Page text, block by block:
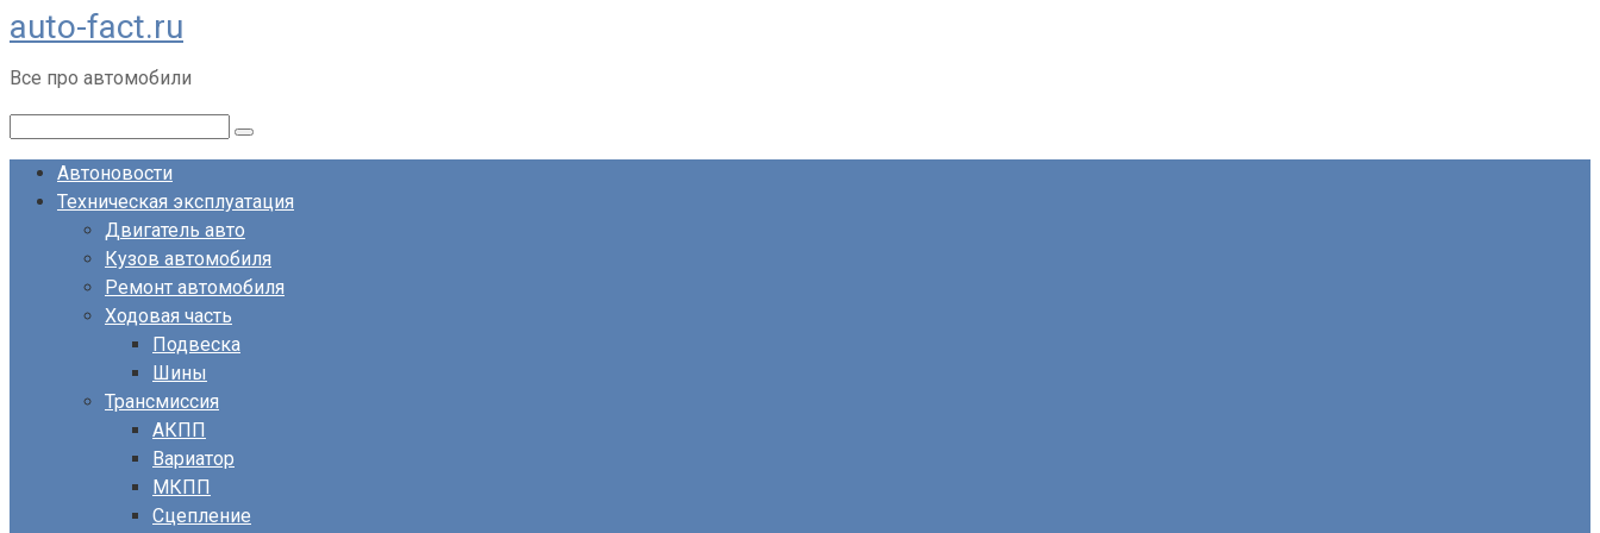
Перейти
к
контенту
auto-fact.ru
Все про автомобили
Автоновости
Техническая эксплуатация
Двигатель авто
Кузов автомобиля
Ремонт автомобиля
Ходовая часть
Подвеска
Шины
Трансмиссия
АКПП
Вариатор
МКПП
Сцепление